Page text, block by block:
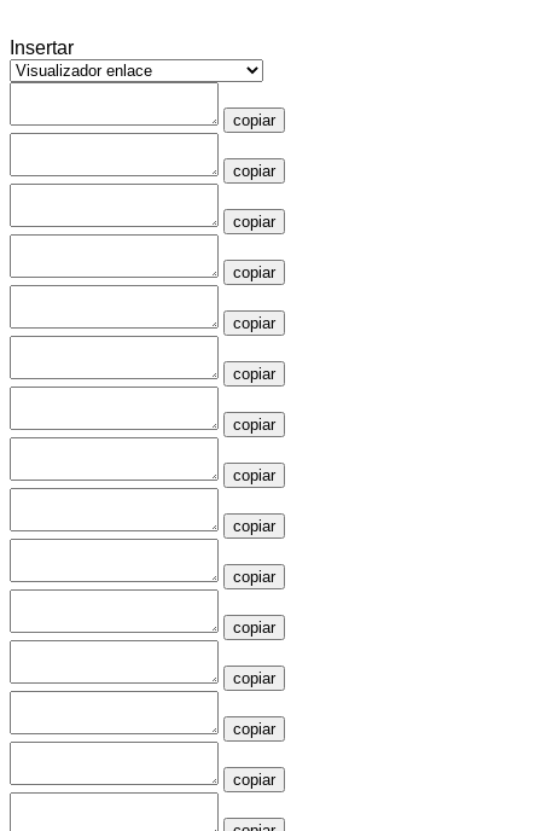
Insertar
copiar
copiar
copiar
copiar
copiar
copiar
copiar
copiar
copiar
copiar
copiar
copiar
copiar
copiar